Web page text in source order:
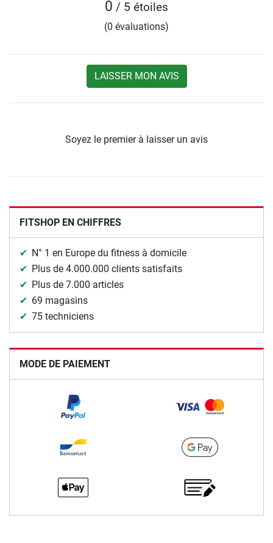
0 / 5 étoiles
(0 évaluations)
LAISSER MON AVIS
Soyez le premier à laisser un avis
FITSHOP EN CHIFFRES
N° 1 en Europe du fitness à domicile
Plus de 4.000.000 clients satisfaits
Plus de 7.000 articles
69 magasins
75 techniciens
MODE DE PAIEMENT